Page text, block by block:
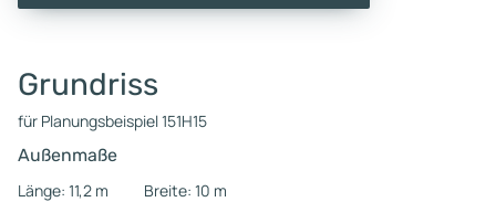
Grundriss
für Planungsbeispiel 151H15
Außenmaße
Länge: 11,2 m
Breite: 10 m